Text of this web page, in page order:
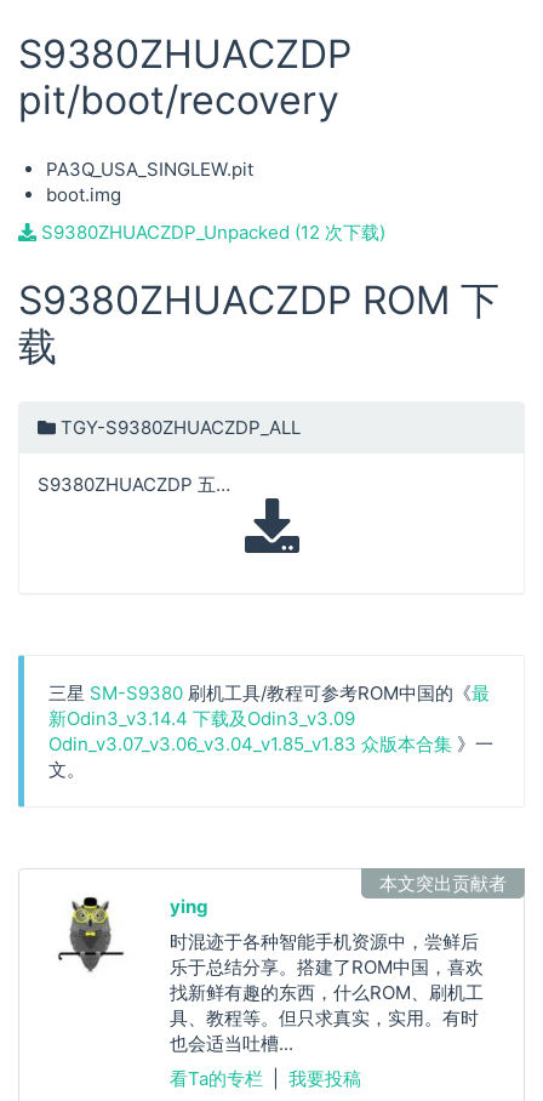
S9380ZHUACZDP
pit/boot/recovery
PA3Q_USA_SINGLEW.pit
boot.img
S9380ZHUACZDP_Unpacked (12 次下载)
S9380ZHUACZDP ROM 下
载
TGY-S9380ZHUACZDP_ALL
S9380ZHUACZDP 五件套
三星 SM-S9380 刷机工具/教程可参考ROM中国的《最
新Odin3_v3.14.4 下载及Odin3_v3.09
Odin_v3.07_v3.06_v3.04_v1.85_v1.83 众版本合集 》一
文。
本文突出贡献者
ying
时混迹于各种智能手机资源中，尝鲜后
乐于总结分享。搭建了ROM中国，喜欢
找新鲜有趣的东西，什么ROM、刷机工
具、教程等。但只求真实，实用。有时
也会适当吐槽...
看Ta的专栏
我要投稿